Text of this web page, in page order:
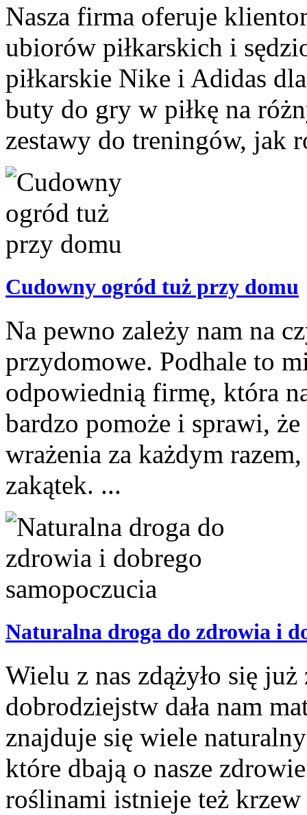
Nasza firma oferuje
ubiorów piłkarskich i
piłkarskie Nike i Adidas
buty do gry w piłkę na
zestawy do treningów, jak
Cudowny ogród tuż przy domu
Na pewno zależy nam na
przydomowe. Podhale to
odpowiednią firmę, która
bardzo pomoże i sprawi,
wrażenia za każdym
zakątek. ...
Naturalna droga do zdrowia i
Wielu z nas zdążyło się
dobrodziejstw dała nam
znajduje się wiele
które dbają o nasze
roślinami istnieje też krzew